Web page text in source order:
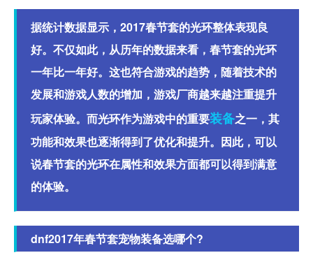
据统计数据显示，2017春节套的光环整体表现良
好。不仅如此，从历年的数据来看，春节套的光环
一年比一年好。这也符合游戏的趋势，随着技术的
发展和游戏人数的增加，游戏厂商越来越注重提升
玩家体验。而光环作为游戏中的重要装备之一，其
功能和效果也逐渐得到了优化和提升。因此，可以
说春节套的光环在属性和效果方面都可以得到满意
的体验。
dnf2017年春节套宠物装备选哪个?